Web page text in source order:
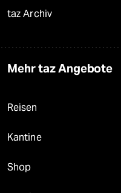
taz Archiv
Mehr taz Angebote
Reisen
Kantine
Shop